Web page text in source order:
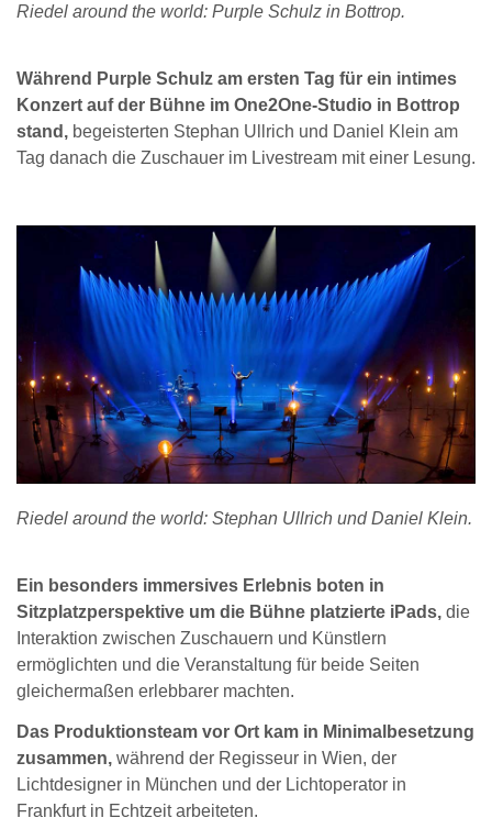
Riedel around the world: Purple Schulz in Bottrop.
Während Purple Schulz am ersten Tag für ein intimes
Konzert auf der Bühne im One2One-Studio in Bottrop
stand, begeisterten Stephan Ullrich und Daniel Klein am
Tag danach die Zuschauer im Livestream mit einer Lesung.
Riedel around the world: Stephan Ullrich und Daniel Klein.
Ein besonders immersives Erlebnis boten in
Sitzplatzperspektive um die Bühne platzierte iPads, die
Interaktion zwischen Zuschauern und Künstlern
ermöglichten und die Veranstaltung für beide Seiten
gleichermaßen erlebbarer machten.
Das Produktionsteam vor Ort kam in Minimalbesetzung
zusammen, während der Regisseur in Wien, der
Lichtdesigner in München und der Lichtoperator in
Frankfurt in Echtzeit arbeiteten.